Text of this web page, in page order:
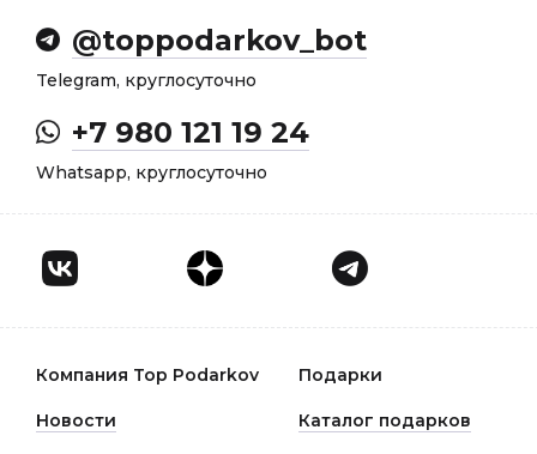
@toppodarkov_bot
Telegram, круглосуточно
+7 980 121 19 24
Whatsapp, круглосуточно
Компания Top Podarkov Подарки
Новости Каталог подарков